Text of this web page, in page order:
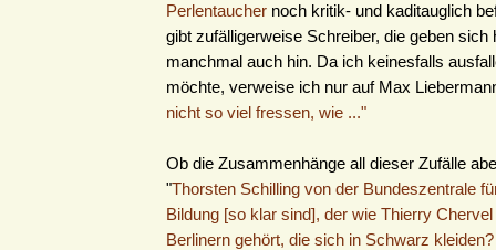
Perlentaucher noch kritik- und kaditauglich
gibt zufälligerweise Schreiber, die geben sich
manchmal auch hin. Da ich keinesfalls
möchte, verweise ich nur auf Max
nicht so viel fressen, wie ..."
Ob die Zusammenhänge all dieser Zufälle
"Thorsten Schilling von der Bundeszentrale
Bildung [so klar sind], der wie Thierry
Berlinern gehört, die sich in Schwarz